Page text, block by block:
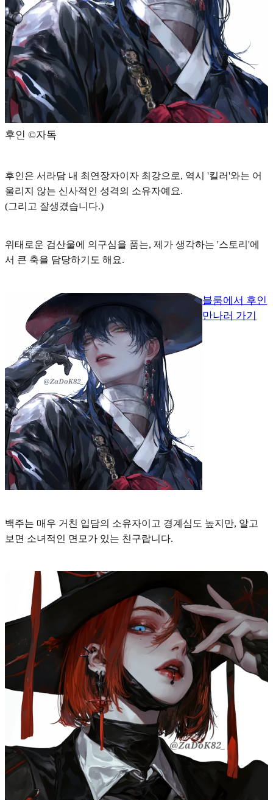
후인 ©️자독
후인은 서라담 내 최연장자이자 최강으로, 역시 '킬러'와는 어
울리지 않는 신사적인 성격의 소유자예요.
(그리고 잘생겼습니다.)
위태로운 검산울에 의구심을 품는, 제가 생각하는 '스토리'에
서 큰 축을 담당하기도 해요.
블룸에서 후인
만나러 가기
백주는 매우 거친 입담의 소유자이고 경계심도 높지만, 알고
보면 소녀적인 면모 가 있는 친구랍니다.